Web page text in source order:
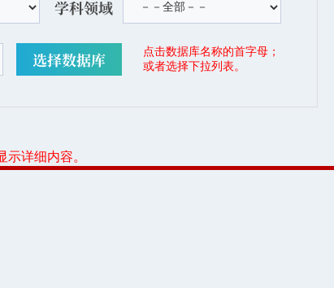
学科领域
点击数据库名称的首字母；
或者选择下拉列表。
详细内容。